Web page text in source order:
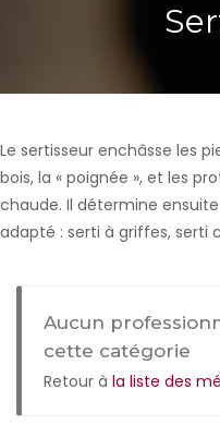
Le sertisseur enchâsse les
bois, la « poignée », et les
chaude. Il détermine
adapté : serti à griffes, serti
Aucun
cette catégorie
Retour à la liste des